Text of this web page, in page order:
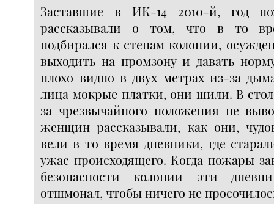
Заставшие в ИК-14 2010-й, год
рассказывали о том, что в то
подбирался к стенам колонии,
выходить на промзону и давать
плохо видно в двух метрах из-за
лица мокрые платки, они шили. В
за чрезвычайного положения не
женщин рассказывали, как они,
вели в то время дневники, где
ужас происходящего. Когда пожары
безопасности колонии эти
отшмонал, чтобы ничего не